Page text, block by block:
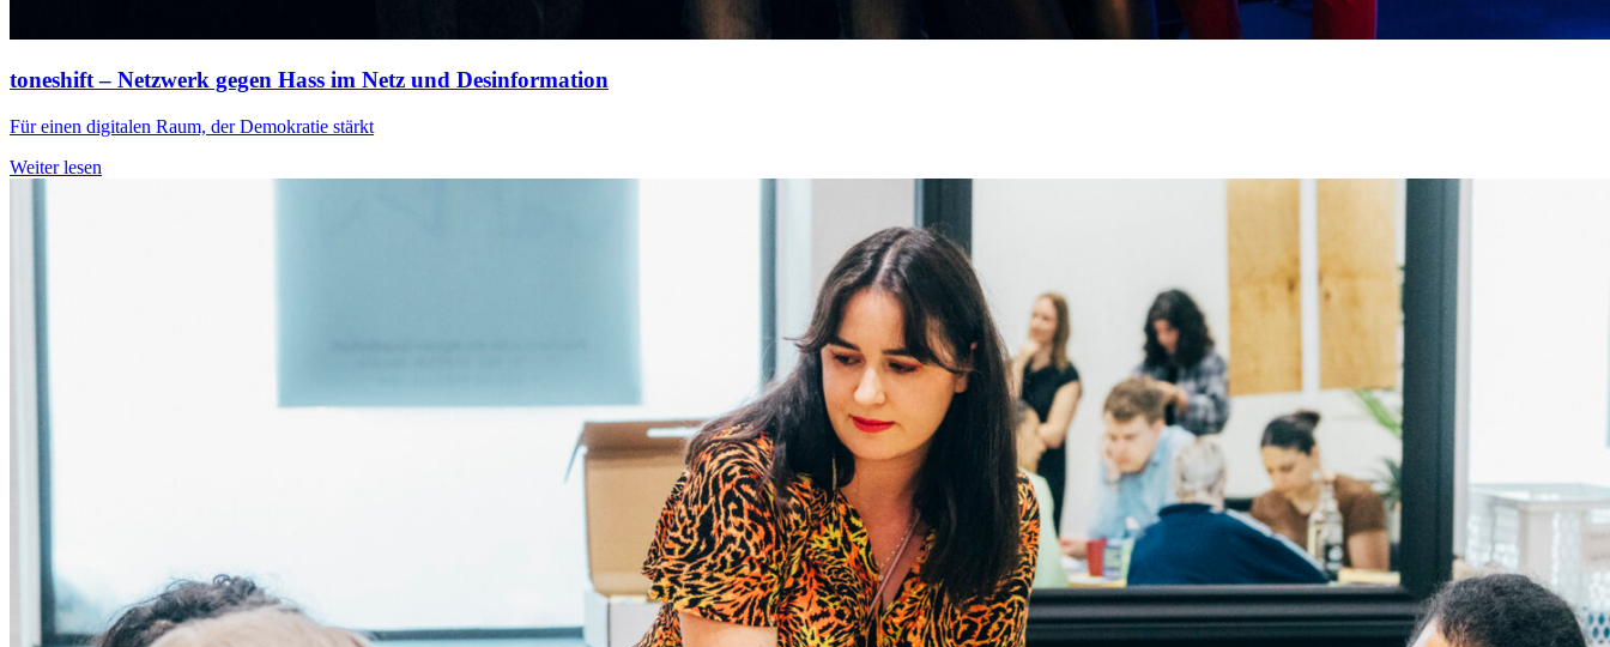
toneshift – Netzwerk gegen Hass im Netz und Desinformation
Für einen digitalen Raum, der Demokratie stärkt
Weiter lesen